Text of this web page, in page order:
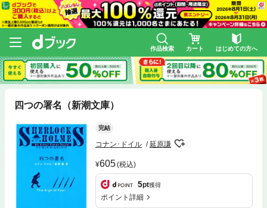
作品検索 カート はじめての方へ
四つの署名（新潮文庫）
完結
コナン･ドイル 延原謙
605(税込)
5pt獲得
ポイント詳細